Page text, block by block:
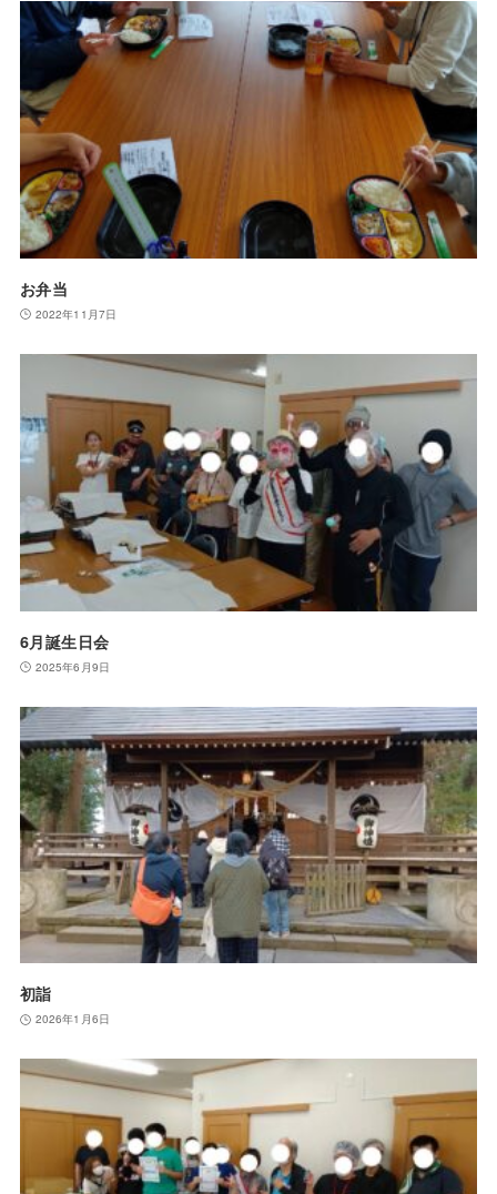
お弁当
2022年11月7日
6月誕生日会
2025年6月9日
初詣
2026年1月6日